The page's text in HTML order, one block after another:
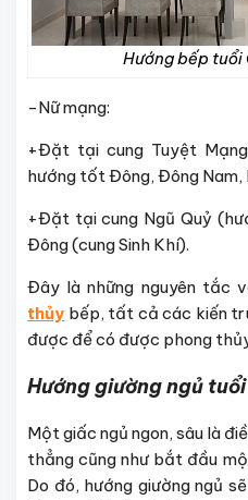
Hướng bếp tuổi
-Nữ mạng:
+Đặt tại cung Tuyệt
hướng tốt Đông, Đông Nam,
+Đặt tại cung Ngũ Quỷ
Đông (cung Sinh Khí).
Đây là những nguyên tắc
thủy bếp, tất cả các kiến
được để có được phong
Hướng giường ngủ
Một giấc ngủ ngon, sâu là
thẳng cũng như bắt đầu
Do đó, hướng giường ngủ